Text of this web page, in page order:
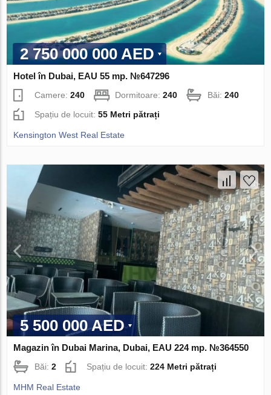
2 750 000 000 AED
Hotel în Dubai, EAU 55 mp. №647296
Camere:240 Dormitoare:240 Băi:240
Spațiu de locuit:55 Metri pătrați
Kensington West Real Estate
5 500 000 AED
Magazin în Dubai Marina, Dubai, EAU 224 mp. №364550
Băi:2 Spațiu de locuit:224 Metri pătrați
MHM Real Estate